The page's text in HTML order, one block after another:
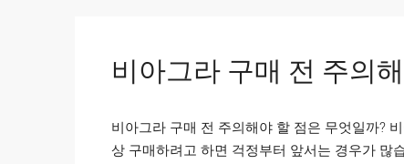
비아그라 구매 전 주의
비아그라 구매 전 주의해야 할 점은 무엇일까?
상 구매하려고 하면 걱정부터 앞서는 경우가 많